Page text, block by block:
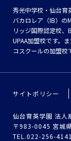
秀光中学校・仙台育
バカロレア（IB）の
リッジ国際認定校、
UPAA加盟校です。
コスクールの加盟校
サイトポリシー
仙台育英学園 法人
〒983-0045 宮城
TEL.022-256-